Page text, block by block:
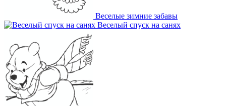
Веселые зимние забавы
Веселый спуск на санях